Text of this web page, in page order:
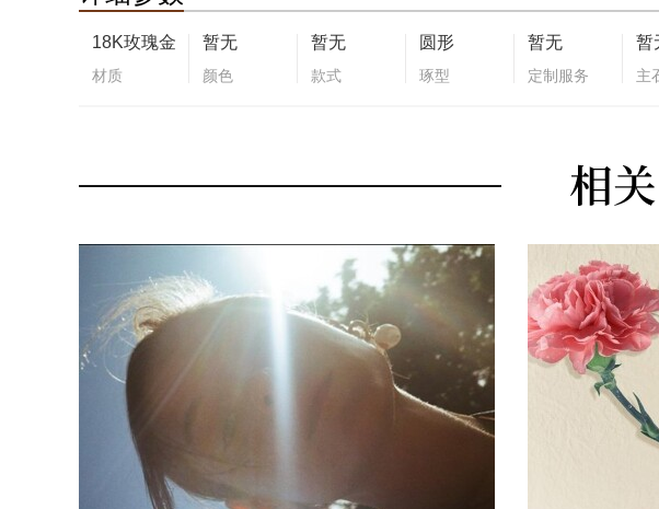
18K玫瑰金
材质
暂无
颜色
暂无
款式
圆形
琢型
暂无
定制服务
暂
主